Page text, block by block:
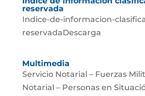
reservada
Indice-de-informacion-
reservadaDescarga
Multimedia
Servicio Notarial – Fuerzas
Notarial – Personas en